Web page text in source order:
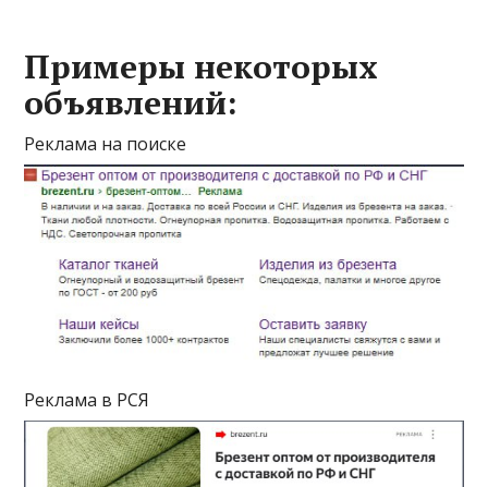
Примеры некоторых
объявлений:
Реклама на поиске
Реклама в РСЯ